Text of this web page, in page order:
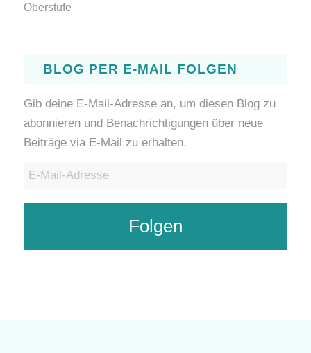
Oberstufe
BLOG PER E-MAIL FOLGEN
Gib deine E-Mail-Adresse an, um diesen Blog zu
abonnieren und Benachrichtigungen über neue
Beiträge via E-Mail zu erhalten.
E-
Folgen